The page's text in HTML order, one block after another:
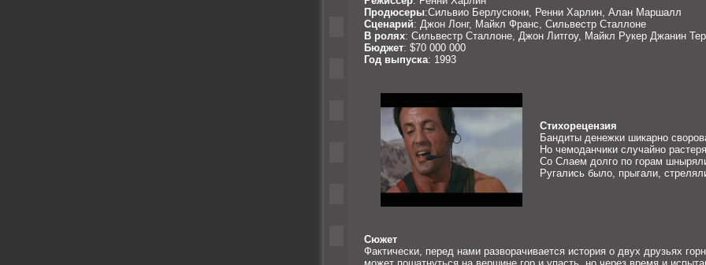
Продюсеры:Сильвио Берлускони, Ренни Харлин, Алан Маршалл
Сценарий: Джон Лонг, Майкл Франс, Сильвестр Сталлоне
В ролях: Сильвестр Сталлоне, Джон Литгоу, Майкл Рукер Джанин
Бюджет: $70 000 000
Год выпуска: 1993
Стихорецензия
Бандиты денежки шикарно
Но чемоданчики случайно
Со Слаем долго по горам
Ругались было, прыгали,
Сюжет
Фактически, перед нами разворачивается история о двух друзьях